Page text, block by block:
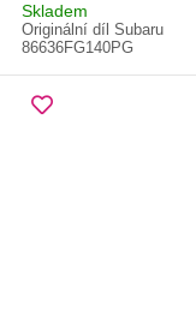
Skladem
Originální díl Subaru
86636FG140PG